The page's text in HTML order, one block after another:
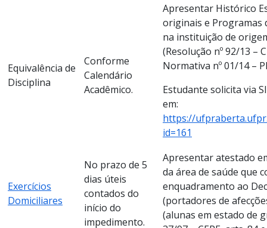
Equivalência de
Disciplina
Conforme
Calendário
Acadêmico.
Apresentar Histórico
originais e Programas
na instituição de
(Resolução nº 92/13 –
Normativa nº 01/14 –
Estudante solicita via
em:
https://
id=161
Exercícios
Domiciliares
No prazo de 5
dias úteis
contados do
início do
impedimento.
Apresentar atestado
da área de saúde que
enquadramento ao
(portadores de
(alunas em estado de